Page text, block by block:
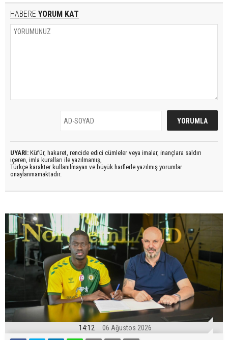
HABERE YORUM KAT
UYARI: Küfür, hakaret, rencide edici cümleler veya imalar, inançlara saldırı
içeren, imla kuralları ile yazılmamış,
Türkçe karakter kullanılmayan ve büyük harflerle yazılmış yorumlar
onaylanmamaktadır.
14:12 06 Ağustos 2026